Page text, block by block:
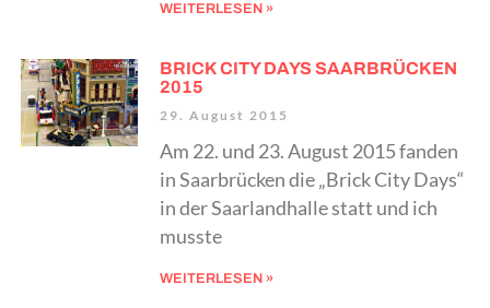
WEITERLESEN »
BRICK CITY DAYS SAARBRÜCKEN
2015
29. August 2015
Am 22. und 23. August 2015 fanden
in Saarbrücken die „Brick City Days“
in der Saarlandhalle statt und ich
musste
WEITERLESEN »